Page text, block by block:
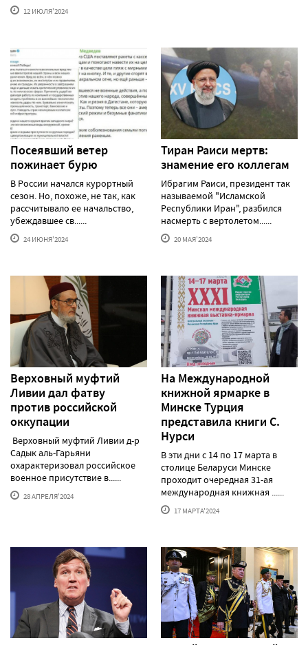
12 ИЮЛЯ'2024
Посеявший ветер
пожинает бурю
В России начался курортный
сезон. Но, похоже, не так, как
рассчитывало ее начальство,
убеждавшее св......
24 ИЮНЯ'2024
Тиран Раиси мертв:
знамение его коллегам
Ибрагим Раиси, президент так
называемой "Исламской
Республики Иран", разбился
насмерть с вертолетом......
20 МАЯ'2024
Верховный муфтий
Ливии дал фатву
против российской
оккупации
Верховный муфтий Ливии д-р
Садык аль-Гарьяни
охарактеризовал российское
военное присутствие в......
28 АПРЕЛЯ'2024
На Международной
книжной ярмарке в
Минске Турция
представила книги С.
Нурси
В эти дни с 14 по 17 марта в
столице Беларуси Минске
проходит очередная 31-ая
международная книжная ......
17 МАРТА'2024